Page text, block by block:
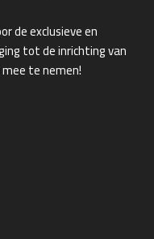
de exclusieve en
tot de inrichting van
te nemen!